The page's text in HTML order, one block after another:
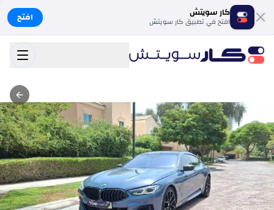
كار سويتش
افتح في تطبيق كار سويتش افتح